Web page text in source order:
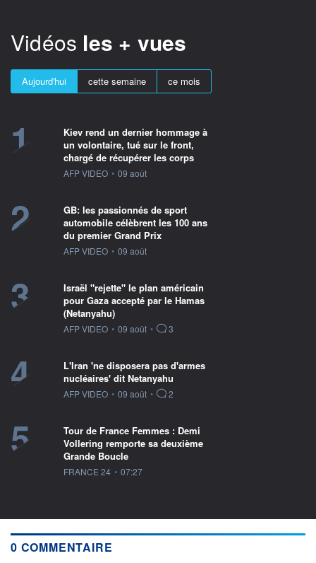
Vidéos les + vues
Aujourd'hui cette semaine ce mois
1
Kiev rend un dernier hommage à
un volontaire, tué sur le front,
chargé de récupérer les corps
information fournie par
AFP VIDEO • 09 août
2
GB: les passionnés de sport
automobile célèbrent les 100 ans
du premier Grand Prix
information fournie par
AFP VIDEO • 09 août
3
Israël "rejette" le plan américain
pour Gaza accepté par le Hamas
(Netanyahu)
information fournie par
AFP VIDEO • 09 août • 3
4
L'Iran 'ne disposera pas d'armes
nucléaires' dit Netanyahu
information fournie par
AFP VIDEO • 09 août • 2
5
Tour de France Femmes : Demi
Vollering remporte sa deuxième
Grande Boucle
information fournie par
FRANCE 24 • 07:27
0 COMMENTAIRE